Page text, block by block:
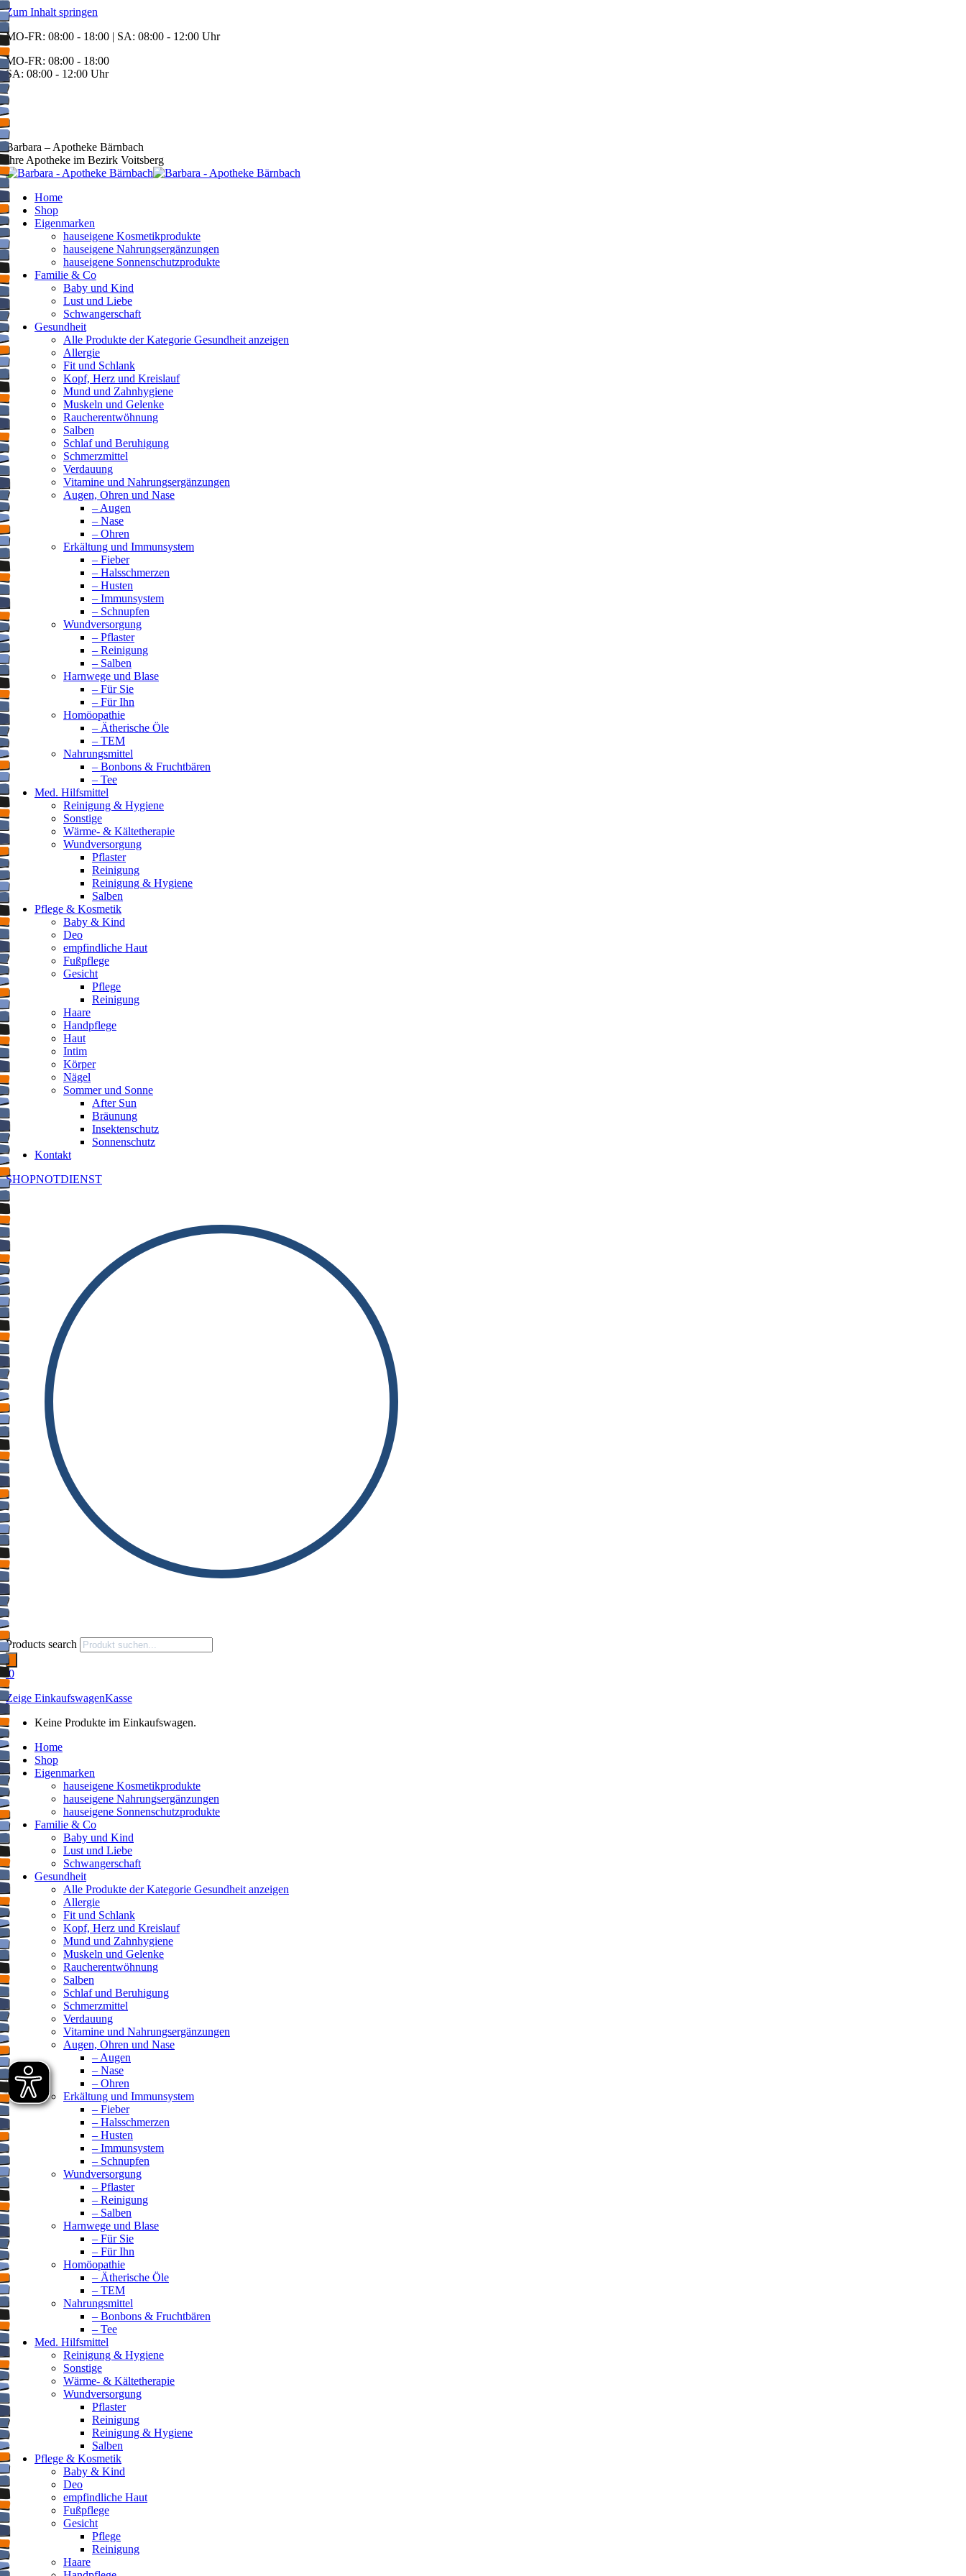
Zum Inhalt springen
MO-FR: 08:00 - 18:00 | SA: 08:00 - 12:00 Uhr
MO-FR: 08:00 - 18:00
SA: 08:00 - 12:00 Uhr
BEREITSCHAFT
+43 3142 62553
Barbara – Apotheke Bärnbach
Ihre Apotheke im Bezirk Voitsberg
Home
Shop
Eigenmarken
hauseigene Kosmetikprodukte
hauseigene Nahrungsergänzungen
hauseigene Sonnenschutzprodukte
Familie & Co
Baby und Kind
Lust und Liebe
Schwangerschaft
Gesundheit
Alle Produkte der Kategorie Gesundheit anzeigen
Allergie
Fit und Schlank
Kopf, Herz und Kreislauf
Mund und Zahnhygiene
Muskeln und Gelenke
Raucherentwöhnung
Salben
Schlaf und Beruhigung
Schmerzmittel
Verdauung
Vitamine und Nahrungsergänzungen
Augen, Ohren und Nase
– Augen
– Nase
– Ohren
Erkältung und Immunsystem
– Fieber
– Halsschmerzen
– Husten
– Immunsystem
– Schnupfen
Wundversorgung
– Pflaster
– Reinigung
– Salben
Harnwege und Blase
– Für Sie
– Für Ihn
Homöopathie
– Ätherische Öle
– TEM
Nahrungsmittel
– Bonbons & Fruchtbären
– Tee
Med. Hilfsmittel
Reinigung & Hygiene
Sonstige
Wärme- & Kältetherapie
Wundversorgung
Pflaster
Reinigung
Reinigung & Hygiene
Salben
Pflege & Kosmetik
Baby & Kind
Deo
empfindliche Haut
Fußpflege
Gesicht
Pflege
Reinigung
Haare
Handpflege
Haut
Intim
Körper
Nägel
Sommer und Sonne
After Sun
Bräunung
Insektenschutz
Sonnenschutz
Kontakt
SHOPNOTDIENST
Products search
0
Zeige EinkaufswagenKasse
Keine Produkte im Einkaufswagen.
Home
Shop
Eigenmarken
hauseigene Kosmetikprodukte
hauseigene Nahrungsergänzungen
hauseigene Sonnenschutzprodukte
Familie & Co
Baby und Kind
Lust und Liebe
Schwangerschaft
Gesundheit
Alle Produkte der Kategorie Gesundheit anzeigen
Allergie
Fit und Schlank
Kopf, Herz und Kreislauf
Mund und Zahnhygiene
Muskeln und Gelenke
Raucherentwöhnung
Salben
Schlaf und Beruhigung
Schmerzmittel
Verdauung
Vitamine und Nahrungsergänzungen
Augen, Ohren und Nase
– Augen
– Nase
– Ohren
Erkältung und Immunsystem
– Fieber
– Halsschmerzen
– Husten
– Immunsystem
– Schnupfen
Wundversorgung
– Pflaster
– Reinigung
– Salben
Harnwege und Blase
– Für Sie
– Für Ihn
Homöopathie
– Ätherische Öle
– TEM
Nahrungsmittel
– Bonbons & Fruchtbären
– Tee
Med. Hilfsmittel
Reinigung & Hygiene
Sonstige
Wärme- & Kältetherapie
Wundversorgung
Pflaster
Reinigung
Reinigung & Hygiene
Salben
Pflege & Kosmetik
Baby & Kind
Deo
empfindliche Haut
Fußpflege
Gesicht
Pflege
Reinigung
Haare